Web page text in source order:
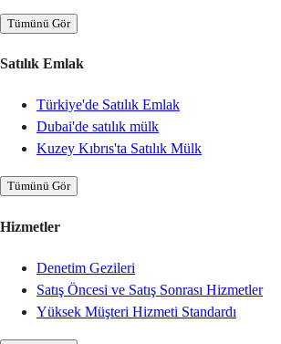
Tümünü Gör
Satılık Emlak
Türkiye'de Satılık Emlak
Dubai'de satılık mülk
Kuzey Kıbrıs'ta Satılık Mülk
Tümünü Gör
Hizmetler
Denetim Gezileri
Satış Öncesi ve Satış Sonrası Hizmetler
Yüksek Müşteri Hizmeti Standardı